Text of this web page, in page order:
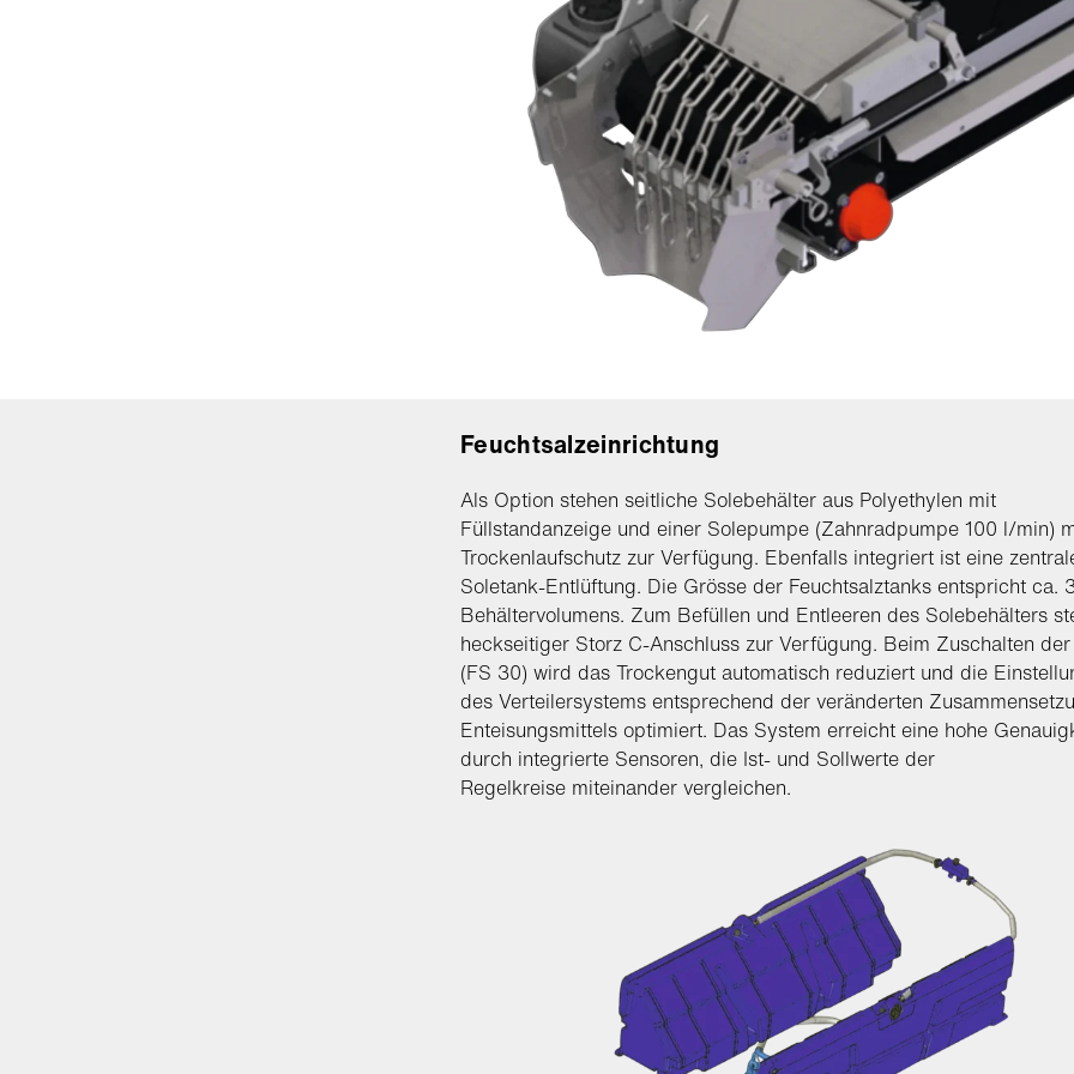
Feuchtsalzeinrichtung
Als Option stehen seitliche Solebehälter aus Polyethylen mit
Füllstandanzeige und einer Solepumpe (Zahnradpumpe 100 l/min)
Trockenlaufschutz zur Verfügung. Ebenfalls integriert ist eine
Soletank-Entlüftung. Die Grösse der Feuchtsalztanks entspricht ca.
Behältervolumens. Zum Befüllen und Entleeren des Solebehälters
heckseitiger Storz C-Anschluss zur Verfügung. Beim Zuschalten
(FS 30) wird das Trockengut automatisch reduziert und die
des Verteilersystems entsprechend der veränderten
Enteisungsmittels optimiert. Das System erreicht eine hohe
durch integrierte Sensoren, die Ist- und Sollwerte der
Regelkreise miteinander vergleichen.